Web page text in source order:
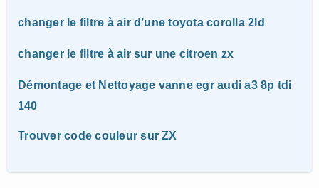
changer le filtre à air d’une toyota corolla 2ld
changer le filtre à air sur une citroen zx
Démontage et Nettoyage vanne egr audi a3 8p tdi
140
Trouver code couleur sur ZX